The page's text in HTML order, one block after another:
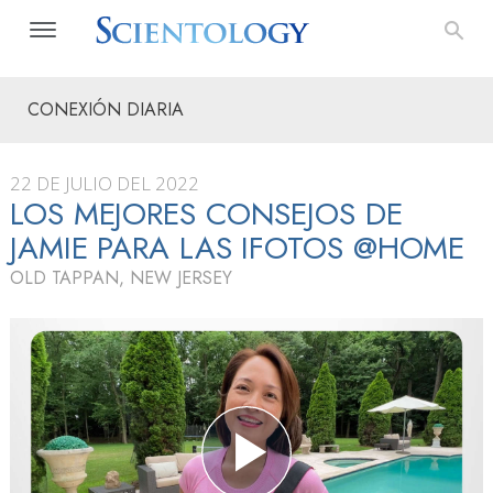
CONEXIÓN DIARIA
22 DE JULIO DEL 2022
LOS MEJORES CONSEJOS DE
JAMIE PARA LAS IFOTOS @HOME
OLD TAPPAN, NEW JERSEY